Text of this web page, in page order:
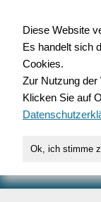
für
Diese Website
Es handelt sich
Cookies.
Zur Nutzung der
Klicken Sie auf
Ok, ich stimme